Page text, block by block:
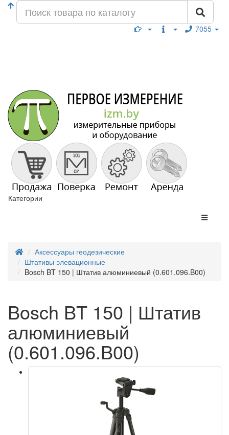
7055
Категории
Аксессуары геодезические
Штативы элевационные
Bosch BT 150 | Штатив алюминиевый (0.601.096.B00)
Bosch BT 150 | Штатив
алюминиевый
(0.601.096.B00)